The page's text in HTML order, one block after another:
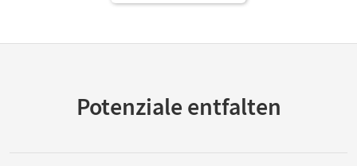
Potenziale entfalten